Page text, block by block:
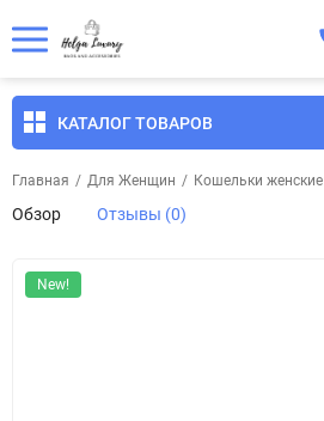
КАТАЛОГ ТОВАРОВ
Главная / Для Женщин / Кошельки женские
Обзор Отзывы (0)
New!